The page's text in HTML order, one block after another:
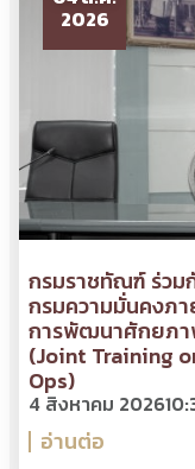
2026
กรมราชทัณฑ์ ร่วม
กรมความมั่นคงภา
การพัฒนาศักยภา
(Joint Training
Ops)
4 สิงหาคม 2026
อ่านต่อ